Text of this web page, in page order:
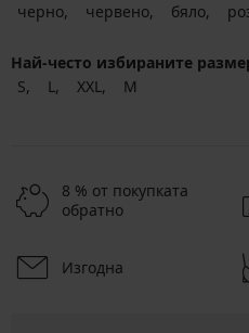
черно
червено бяло
Най-често избираните
S
L XXL M
8 % от покупката
обратно
Изгодна